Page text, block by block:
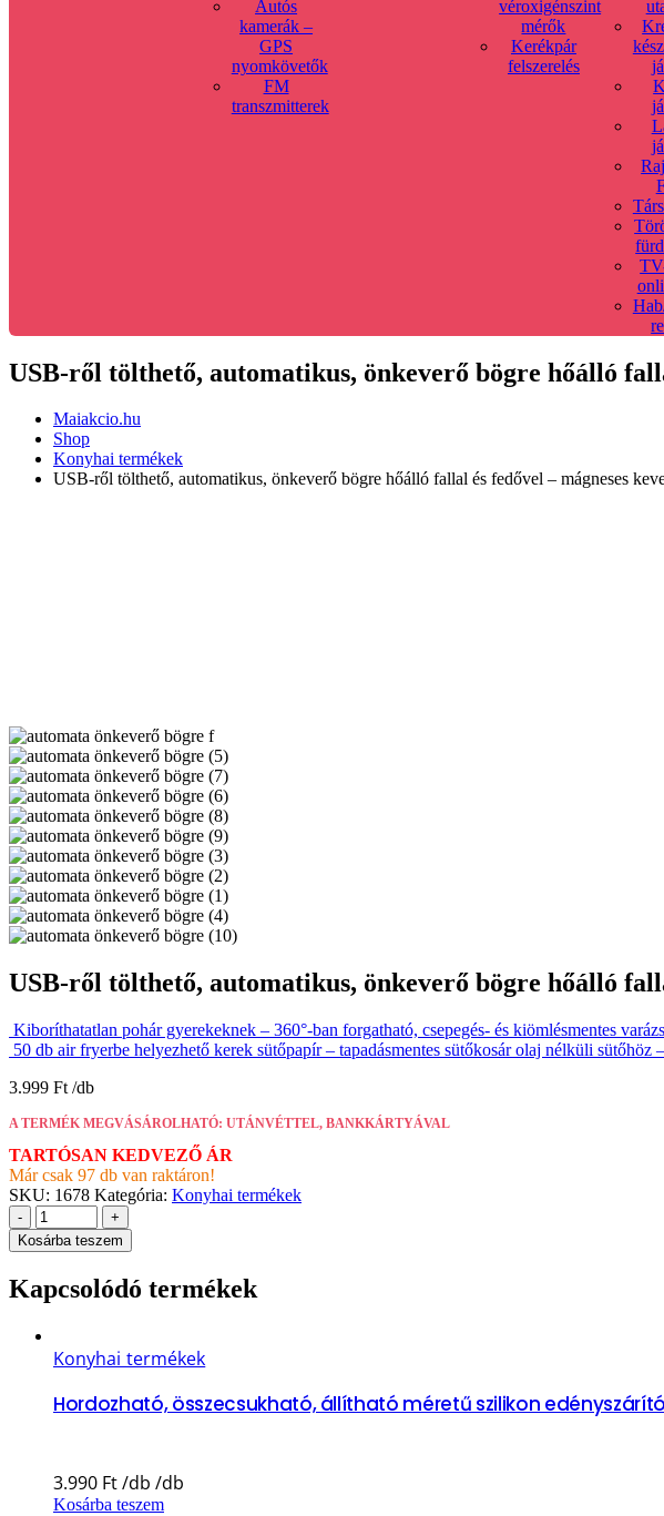
Autós
kamerák –
GPS
nyomkövetők
FM
transzmitterek
véroxigénszint
mérők
Kerékpár
felszerelés
USB-ről tölthető, automatikus, önkeverő bögre hőálló
Maiakcio.hu
Shop
Konyhai termékek
USB-ről tölthető, automatikus, önkeverő bögre hőálló fallal és fedővel – mágneses
USB-ről tölthető, automatikus, önkeverő bögre hőálló
Kiboríthatatlan pohár gyerekeknek – 360°-ban forgatható, csepegés- és kiömlésmentes
50 db air fryerbe helyezhető kerek sütőpapír – tapadásmentes sütőkosár olaj nélküli
3.999 Ft
A TERMÉK MEGVÁSÁROLHATÓ: UTÁNVÉTTEL, BANKKÁRTYÁVAL
TARTÓSAN KEDVEZŐ ÁR
Már csak 97 db van raktáron!
SKU: 1678 Kategória: Konyhai termékek
-
+
Kosárba teszem
Kapcsolódó termékek
Konyhai termékek
Hordozható, összecsukható, állítható méretű szilikon
3.990 Ft
Kosárba teszem